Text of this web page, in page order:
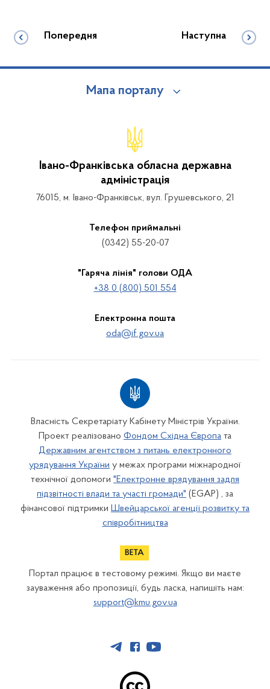
Попередня Наступна
Мапа порталу
Івано-Франківська обласна державна
адміністрація
76015, м. Івано-Франківськ, вул. Грушевського, 21
Телефон приймальні
(0342) 55-20-07
"Гаряча лінія" голови ОДА
+38 0 (800) 501 554
Електронна пошта
oda@if.gov.ua
Власність Секретаріату Кабінету Міністрів України.
Проект реалізовано Фондом Східна Європа та
Державним агентством з питань електронного
урядування України у межах програми міжнародної
технічної допомоги "Електронне врядування задля
підзвітності влади та участі громади" (EGAP) , за
фінансової підтримки Швейцарської агенції розвитку та
співробітництва
Портал працює в тестовому режимі. Якщо ви маєте
зауваження або пропозиції, будь ласка, напишіть нам:
support@kmu.gov.ua